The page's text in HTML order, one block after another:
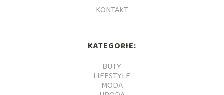
KONTAKT
KATEGORIE:
BUTY
LIFESTYLE
MODA